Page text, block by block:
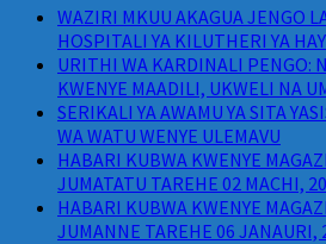
WAZIRI MKUU AKAGUA JENGO
HOSPITALI YA KILUTHERI YA
URITHI WA KARDINALI PENGO:
KWENYE MAADILI, UKWELI NA
SERIKALI YA AWAMU YA SITA
WA WATU WENYE ULEMAVU
HABARI KUBWA KWENYE
JUMATATU TAREHE 02 MACHI,
HABARI KUBWA KWENYE
JUMANNE TAREHE 06 JANAURI,